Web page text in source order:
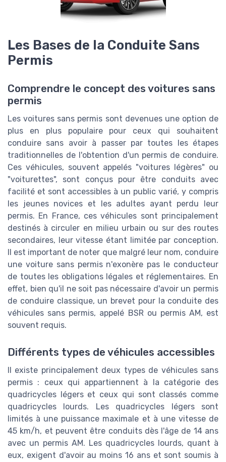
Les Bases de la Conduite Sans
Permis
Comprendre le concept des voitures sans
permis
Les voitures sans permis sont devenues une option de
plus en plus populaire pour ceux qui souhaitent
conduire sans avoir à passer par toutes les étapes
traditionnelles de l'obtention d'un permis de conduire.
Ces véhicules, souvent appelés "voitures légères" ou
"voiturettes", sont conçus pour être conduits avec
facilité et sont accessibles à un public varié, y compris
les jeunes novices et les adultes ayant perdu leur
permis. En France, ces véhicules sont principalement
destinés à circuler en milieu urbain ou sur des routes
secondaires, leur vitesse étant limitée par conception.
Il est important de noter que malgré leur nom, conduire
une voiture sans permis n'exonère pas le conducteur
de toutes les obligations légales et réglementaires. En
effet, bien qu'il ne soit pas nécessaire d'avoir un permis
de conduire classique, un brevet pour la conduite des
véhicules sans permis, appelé BSR ou permis AM, est
souvent requis.
Différents types de véhicules accessibles
Il existe principalement deux types de véhicules sans
permis : ceux qui appartiennent à la catégorie des
quadricycles légers et ceux qui sont classés comme
quadricycles lourds. Les quadricycles légers sont
limités à une puissance maximale et à une vitesse de
45 km/h, et peuvent être conduits dès l'âge de 14 ans
avec un permis AM. Les quadricycles lourds, quant à
eux, exigent d'avoir au moins 16 ans et sont soumis à